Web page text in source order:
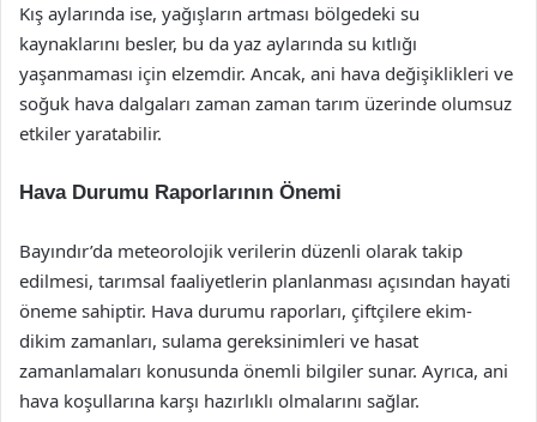
Kış aylarında ise, yağışların artması bölgedeki su
kaynaklarını besler, bu da yaz aylarında su kıtlığı
yaşanmaması için elzemdir. Ancak, ani hava değişiklikleri ve
soğuk hava dalgaları zaman zaman tarım üzerinde olumsuz
etkiler yaratabilir.
Hava Durumu Raporlarının Önemi
Bayındır’da meteorolojik verilerin düzenli olarak takip
edilmesi, tarımsal faaliyetlerin planlanması açısından hayati
öneme sahiptir. Hava durumu raporları, çiftçilere ekim-
dikim zamanları, sulama gereksinimleri ve hasat
zamanlamaları konusunda önemli bilgiler sunar. Ayrıca, ani
hava koşullarına karşı hazırlıklı olmalarını sağlar.